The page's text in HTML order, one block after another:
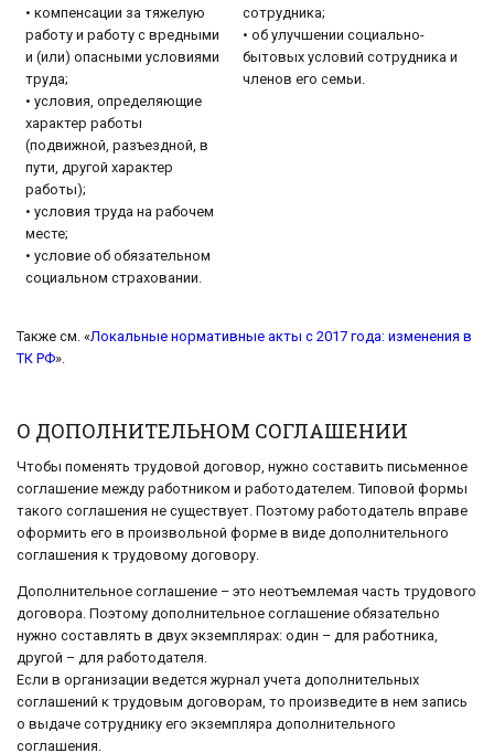
• компенсации за тяжелую
работу и работу с вредными
и (или) опасными условиями
труда;
• условия, определяющие
характер работы
(подвижной, разъездной, в
пути, другой характер
работы);
• условия труда на рабочем
месте;
• условие об обязательном
социальном страховании.
сотрудника;
• об улучшении социально-
бытовых условий сотрудника и
членов его семьи.
Также см. «Локальные нормативные акты с 2017 года: изменения в
ТК РФ».
О ДОПОЛНИТЕЛЬНОМ СОГЛАШЕНИИ
Чтобы поменять трудовой договор, нужно составить письменное
соглашение между работником и работодателем. Типовой формы
такого соглашения не существует. Поэтому работодатель вправе
оформить его в произвольной форме в виде дополнительного
соглашения к трудовому договору.
Дополнительное соглашение – это неотъемлемая часть трудового
договора. Поэтому дополнительное соглашение обязательно
нужно составлять в двух экземплярах: один – для работника,
другой – для работодателя.
Если в организации ведется журнал учета дополнительных
соглашений к трудовым договорам, то произведите в нем запись
о выдаче сотруднику его экземпляра дополнительного
соглашения.